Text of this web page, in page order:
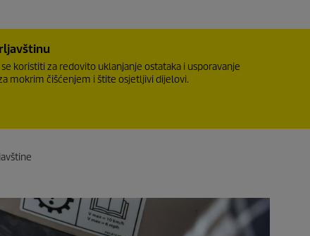
koristiti za redovito uklanjanje ostataka i usporavanje
mokrim čišćenjem i štite osjetljivi dijelovi.